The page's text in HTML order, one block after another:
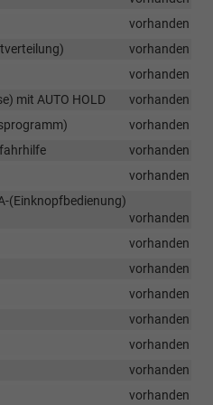
vorhanden
vorhanden
vorhanden
mit AUTO HOLD
vorhanden
vorhanden
vorhanden
vorhanden
(Einknopfbedienung)
vorhanden
vorhanden
vorhanden
vorhanden
vorhanden
vorhanden
vorhanden
vorhanden